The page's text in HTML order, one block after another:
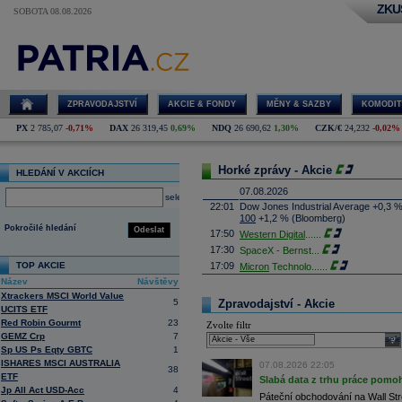
SOBOTA 08.08.2026
ZPRAVODAJSTVÍ AKCIE & FONDY MĚNY & SAZBY
PX 2 785,07 -0,71% DAX 26 319,45 0,69% NDQ 26 690,62 1,30% CZK/€ 24,232 -0,02%
HLEDÁNÍ V AKCIÍCH
select
Odeslat
Pokročilé hledání
TOP AKCIE
Název
Návštěvy
Xtrackers MSCI World Value
UCITS ETF
5
Red Robin Gourmt
23
GEMZ Crp
7
Sp US Ps Eqty GBTC
1
ISHARES MSCI AUSTRALIA
ETF
38
Jp All Act USD-Acc
4
Horké zprávy - Akcie
07.08.2026
22:01
Dow Jones Industrial Average +0,3
100 +1,2 % (Bloomberg)
17:50 Western Digital
17:30 SpaceX - Bernst
17:09 Micron Technolo
16:26
Objem obchodů s akciemi na
obchodů za poslední rok je 0,665
16:23 Zvýšení výroby balistických střel
nějakou dobu potrvá. Agentuře
Armin Papperger. Společná výroba
doplnit arzenál Spojeným státům,
(ČTK)
16:07 Conocophillips
Zpravodajství - Akcie
Zvolte filtr
07.08.2026 22:05
Slabá data z trhu práce
Páteční obchodování na Wall